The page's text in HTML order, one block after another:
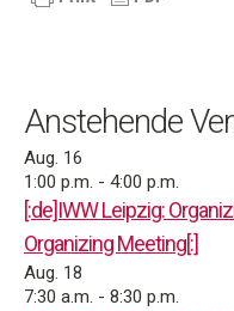
Anstehende
Aug. 16
1:00 p.m. - 4:00 p.m.
[:de]IWW Leipzig:
Organizing Meeting[:]
Aug. 18
7:30 a.m. - 8:30 p.m.